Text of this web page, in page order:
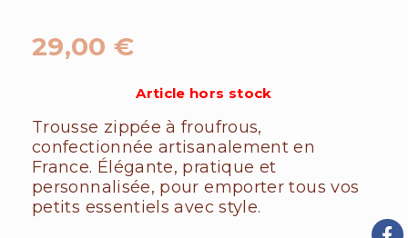
29,00 €
Article hors stock
Trousse zippée à froufrous,
confectionnée artisanalement en
France. Élégante, pratique et
personnalisée, pour emporter tous vos
petits essentiels avec style.